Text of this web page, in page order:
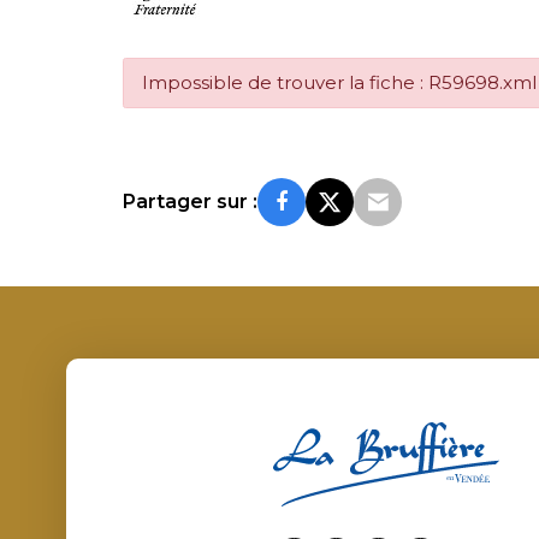
Impossible de trouver la fiche : R59698.xml
Partager sur :